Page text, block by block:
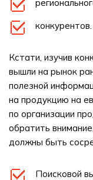
конкурентов.
Кстати, изучив
вышли на рынок
полезной
на продукцию на
по организации
обратить
должны быть
Поисковой